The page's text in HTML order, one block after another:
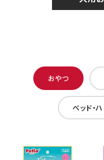
おやつ
ベッド・